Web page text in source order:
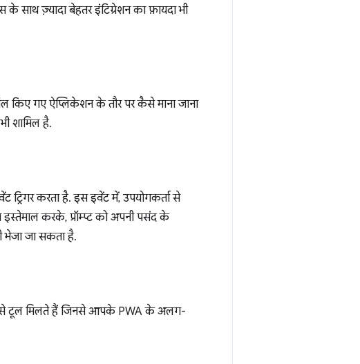
ज़्यादा बेहतर इंटिग्रेशन का फ़ायदा भी
किए गए ऐप्लिकेशन के तौर पर कैसे माना जाना
शामिल है.
ट्रिगर करता है. इस इवेंट में, उपयोगकर्ता से
करके, प्रॉम्प्ट को अपनी पसंद के
भेजा जा सकता है.
टूल मिलते हैं जिनसे आपके PWA के अलग-